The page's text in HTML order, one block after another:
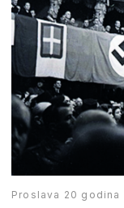
Proslava 20 godina